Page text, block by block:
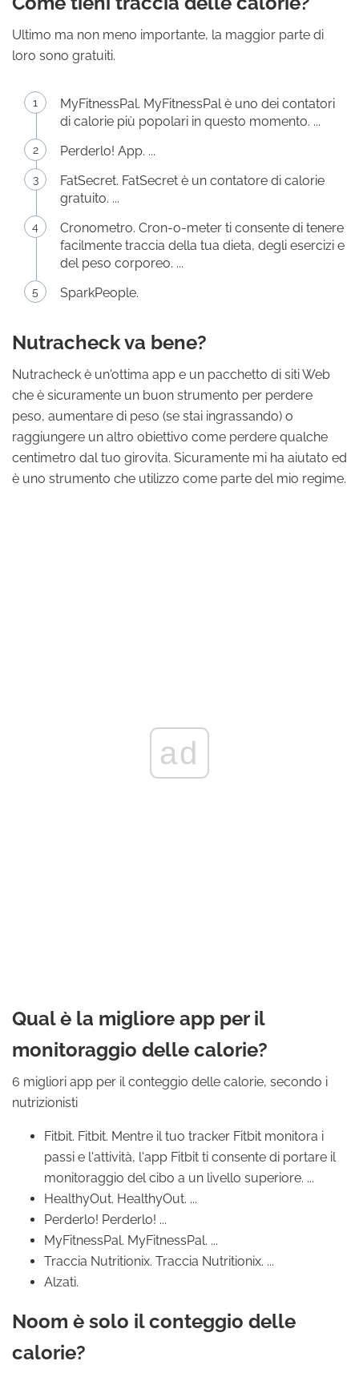
Ultimo ma non meno importante, la maggior parte di
loro sono gratuiti.
MyFitnessPal. MyFitnessPal è uno dei contatori
di calorie più popolari in questo momento. ...
Perderlo! App. ...
FatSecret. FatSecret è un contatore di calorie
gratuito. ...
Cronometro. Cron-o-meter ti consente di tenere
facilmente traccia della tua dieta, degli esercizi e
del peso corporeo. ...
SparkPeople.
Nutracheck va bene?
Nutracheck è un'ottima app e un pacchetto di siti Web
che è sicuramente un buon strumento per perdere
peso, aumentare di peso (se stai ingrassando) o
raggiungere un altro obiettivo come perdere qualche
centimetro dal tuo girovita. Sicuramente mi ha aiutato ed
è uno strumento che utilizzo come parte del mio regime.
ad
Qual è la migliore app per il
monitoraggio delle calorie?
6 migliori app per il conteggio delle calorie, secondo i
nutrizionisti
Fitbit. Fitbit. Mentre il tuo tracker Fitbit monitora i
passi e l'attività, l'app Fitbit ti consente di portare il
monitoraggio del cibo a un livello superiore. ...
HealthyOut. HealthyOut. ...
Perderlo! Perderlo! ...
MyFitnessPal. MyFitnessPal. ...
Traccia Nutritionix. Traccia Nutritionix. ...
Alzati.
Noom è solo il conteggio delle
calorie?